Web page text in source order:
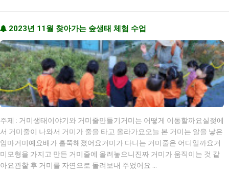
2023년 11월 찾아가는 숲생태 체험 수업
주제 : 거미생태이야기와 거미줄만들기거미는 어떻게 이동할까요실젖에
서 거미줄이 나와서 거미가 줄을 타고 올라가요오늘 본 거미는 알을 낳은
엄마거미예요배가 홀쭉해졌어요거미가 다니는 거미줄은 어디일까요거
미모형을 가지고 만든 거미줄에 올려놓으니진짜 거미가 움직이는 것 같
아요관찰 후 거미를 자연으로 돌려보내 주었어요 …